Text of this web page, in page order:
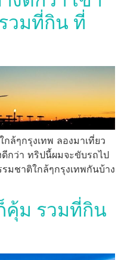
วมที่กิน ที่
ล้ๆกรุงเทพ ลองมาเที่ยว
กว่า ทริปนี้ผมจะขับรถไป
มชาติใกล้ๆกรุงเทพกันบ้าง
คุ้ม รวมที่กิน